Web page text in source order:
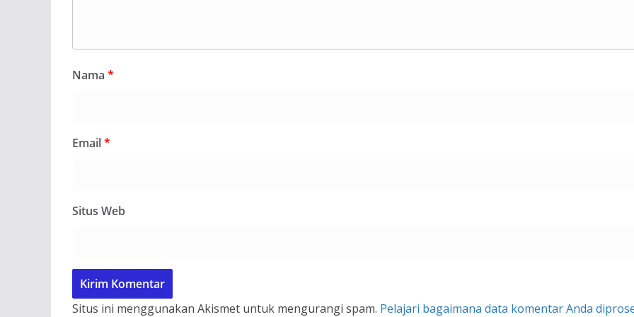
Nama *
Email*
Situs Web
Situs ini menggunakan Akismet untuk mengurangi spam. Pelajari bagaimana data komentar Anda